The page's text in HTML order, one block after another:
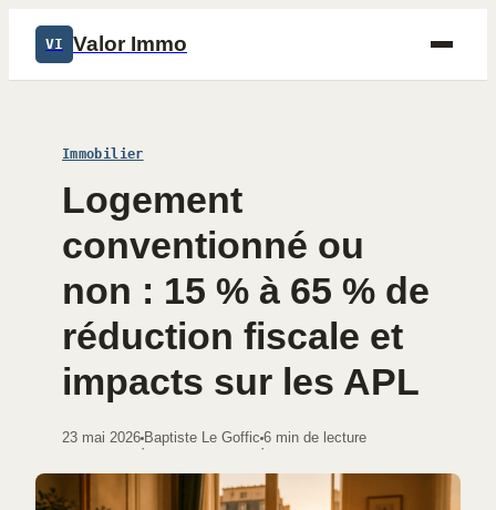
VI Valor Immo
Immobilier
Logement
conventionné ou
non : 15 % à 65 % de
réduction fiscale et
impacts sur les APL
23 mai 2026
·
Baptiste Le Goffic
·
6 min de lecture